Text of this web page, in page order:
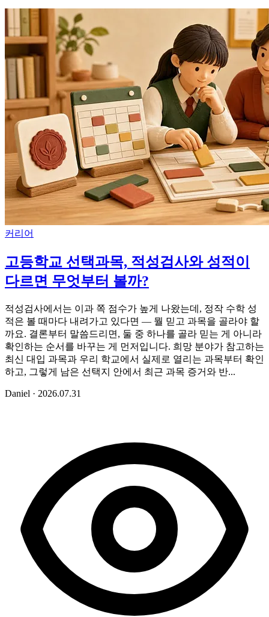
커리어
고등학교 선택과목, 적성검사와 성적이
다르면 무엇부터 볼까?
적성검사에서는 이과 쪽 점수가 높게 나왔는데, 정작 수학 성
적은 볼 때마다 내려가고 있다면 — 뭘 믿고 과목을 골라야 할
까요. 결론부터 말씀드리면, 둘 중 하나를 골라 믿는 게 아니라
확인하는 순서를 바꾸는 게 먼저입니다. 희망 분야가 참고하는
최신 대입 과목과 우리 학교에서 실제로 열리는 과목부터 확인
하고, 그렇게 남은 선택지 안에서 최근 과목 증거와 반...
Daniel · 2026.07.31